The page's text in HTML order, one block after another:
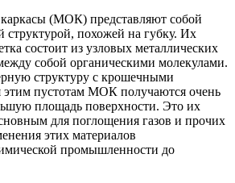
(МОК) представляют собой
структурой, похожей на губку. Их
состоит из узловых металлических
собой органическими молекулами.
структуру с крошечными
этим пустотам МОК получаются очень
площадь поверхности. Это их
для поглощения газов и прочих
этих материалов
промышленности до